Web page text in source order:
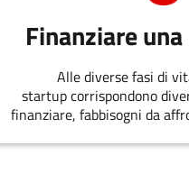
Finanziare
Alle diverse fasi di
startup corrispondono
finanziare, fabbisogni da